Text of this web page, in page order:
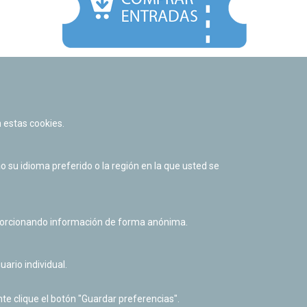
Política de cookies
Derecho de acceso a información pública
cookies.
su idioma preferido o la región en la que usted se
información de forma anónima.
individual.
clique el botón "Guardar preferencias".